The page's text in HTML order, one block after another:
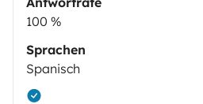
100 %
Sprachen
Spanisch